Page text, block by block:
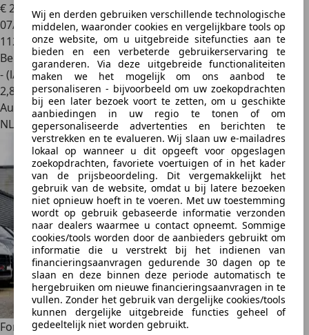
Wij en derden gebruiken verschillende technologische
middelen, waaronder cookies en vergelijkbare tools op
onze website, om u uitgebreide sitefuncties aan te
bieden en een verbeterde gebruikerservaring te
garanderen. Via deze uitgebreide functionaliteiten
maken we het mogelijk om ons aanbod te
personaliseren - bijvoorbeeld om uw zoekopdrachten
bij een later bezoek voort te zetten, om u geschikte
aanbiedingen in uw regio te tonen of om
gepersonaliseerde advertenties en berichten te
verstrekken en te evalueren. Wij slaan uw e-mailadres
lokaal op wanneer u dit opgeeft voor opgeslagen
zoekopdrachten, favoriete voertuigen of in het kader
van de prijsbeoordeling. Dit vergemakkelijkt het
gebruik van de website, omdat u bij latere bezoeken
niet opnieuw hoeft in te voeren. Met uw toestemming
wordt op gebruik gebaseerde informatie verzonden
naar dealers waarmee u contact opneemt. Sommige
cookies/tools worden door de aanbieders gebruikt om
informatie die u verstrekt bij het indienen van
financieringsaanvragen gedurende 30 dagen op te
slaan en deze binnen deze periode automatisch te
hergebruiken om nieuwe financieringsaanvragen in te
vullen. Zonder het gebruik van dergelijke cookies/tools
kunnen dergelijke uitgebreide functies geheel of
gedeeltelijk niet worden gebruikt.
€ 29.900
07/2028
112.031 km
Benzine
- (l/100 km)
2,8
Autobedrijf
NL 3641 RP
Ford MustangUSA 3.7 VS Coupé | Maxton Pakket | Super